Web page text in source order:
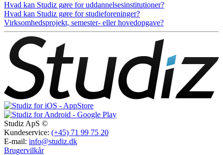
Hvad kan Studiz gøre for uddannelsesinstitutioner?
Hvad kan Studiz gøre for studieforeninger?
Virksomhedsprojekt, semester- eller hovedopgave?
Studiz ApS ©
Kundeservice: (+45) 71 99 75 20
E-mail: info@studiz.dk
Brugervilkår